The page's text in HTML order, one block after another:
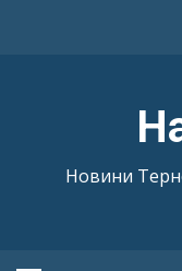
Новини